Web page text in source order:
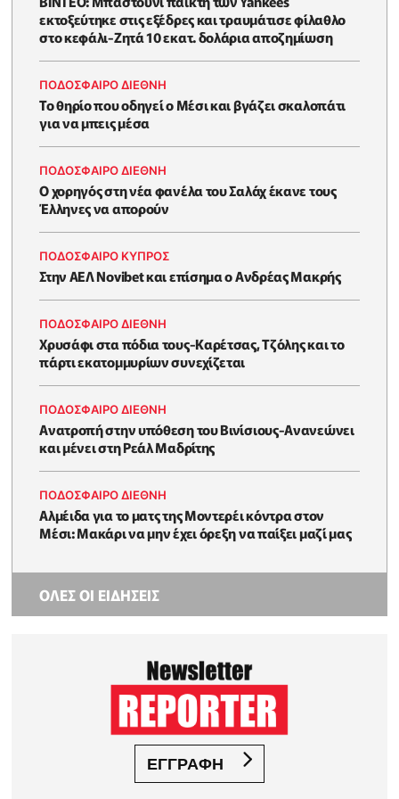
εκτοξεύτηκε στις εξέδρες και τραυμάτισε φίλαθλο
στο κεφάλι-Ζητά 10 εκατ. δολάρια αποζημίωση
ΠΟΔΟΣΦΑΙΡΟ ΔΙΕΘΝΗ
Το θηρίο που οδηγεί ο Μέσι και βγάζει σκαλοπάτι
για να μπεις μέσα
ΠΟΔΟΣΦΑΙΡΟ ΔΙΕΘΝΗ
Ο χορηγός στη νέα φανέλα του Σαλάχ έκανε τους
Έλληνες να απορούν
ΠΟΔΟΣΦΑΙΡΟ ΚΥΠΡΟΣ
Στην ΑΕΛ Novibet και επίσημα ο Ανδρέας Μακρής
ΠΟΔΟΣΦΑΙΡΟ ΔΙΕΘΝΗ
Χρυσάφι στα πόδια τους-Καρέτσας, Τζόλης και το
πάρτι εκατομμυρίων συνεχίζεται
ΠΟΔΟΣΦΑΙΡΟ ΔΙΕΘΝΗ
Ανατροπή στην υπόθεση του Βινίσιους-Ανανεώνει
και μένει στη Ρεάλ Μαδρίτης
ΠΟΔΟΣΦΑΙΡΟ ΔΙΕΘΝΗ
Αλμέιδα για το ματς της Μοντερέι κόντρα στον
Μέσι: Μακάρι να μην έχει όρεξη να παίξει μαζί μας
ΟΛΕΣ ΟΙ ΕΙΔΗΣΕΙΣ
ΕΓΓΡΑΦΗ